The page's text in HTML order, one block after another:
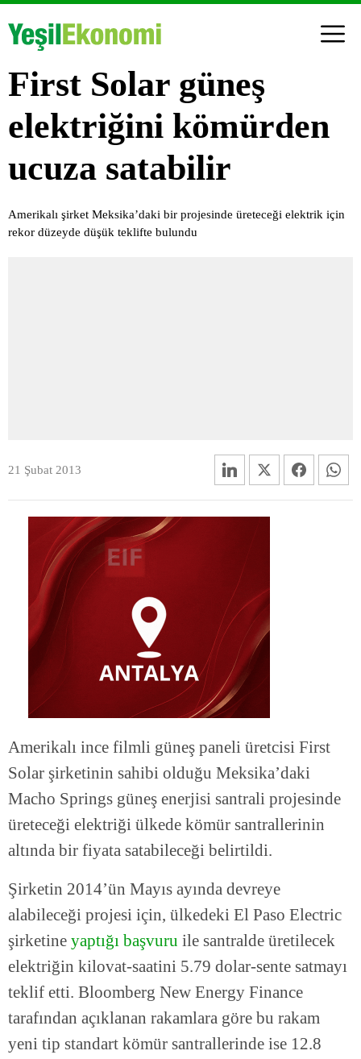
First Solar güneş
elektriğini kömürden
ucuza satabilir
Amerikalı şirket Meksika’daki bir projesinde üreteceği elektrik için
rekor düzeyde düşük teklifte bulundu
21 Şubat 2013
Amerikalı ince filmli güneş paneli üretcisi First
Solar şirketinin sahibi olduğu Meksika’daki
Macho Springs güneş enerjisi santrali projesinde
üreteceği elektriği ülkede kömür santrallerinin
altında bir fiyata satabileceği belirtildi.
Şirketin 2014’ün Mayıs ayında devreye
alabileceği projesi için, ülkedeki El Paso Electric
şirketine yaptığı başvuru ile santralde üretilecek
elektriğin kilovat-saatini 5.79 dolar-sente satmayı
teklif etti. Bloomberg New Energy Finance
tarafından açıklanan rakamlara göre bu rakam
yeni tip standart kömür santrallerinde ise 12.8